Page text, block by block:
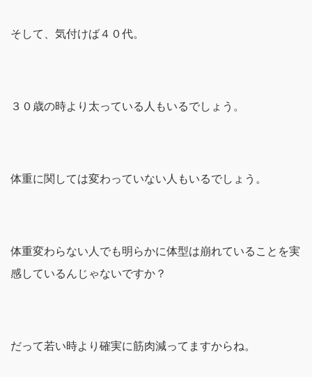
そして、気付けば４０代。
３０歳の時より太っている人もいるでしょう。
体重に関しては変わっていない人もいるでしょう。
体重変わらない人でも明らかに体型は崩れていることを実
感しているんじゃないですか？
だって若い時より確実に筋肉減ってますからね。